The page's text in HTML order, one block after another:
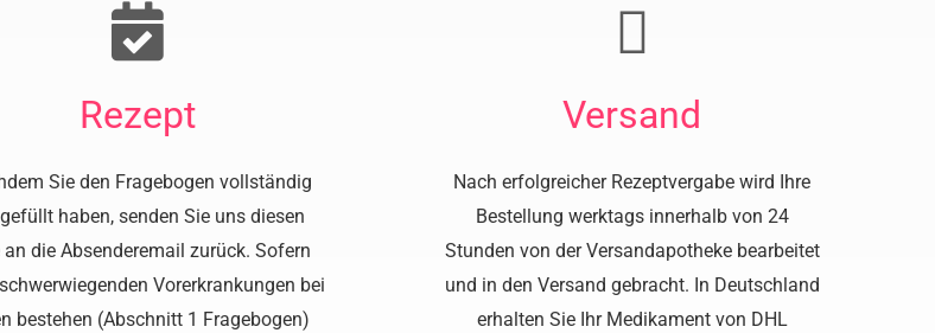
Rezept
Sie den Fragebogen vollständig
haben, senden Sie uns diesen
an die Absenderemail zurück. Sofern
Vorerkrankungen bei
bestehen (Abschnitt 1 Fragebogen)
Versand
Nach erfolgreicher Rezeptvergabe wird Ihre
Bestellung werktags innerhalb von 24
Stunden von der Versandapotheke bearbeitet
und in den Versand gebracht. In Deutschland
erhalten Sie Ihr Medikament von DHL